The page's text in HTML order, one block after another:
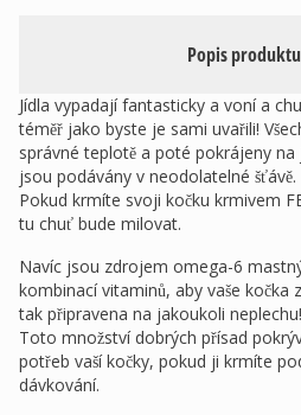
Popis produktu
Jídla vypadají fantasticky a voní a
téměř jako byste je sami uvařili!
správné teplotě a poté pokrájeny
jsou podávány v neodolatelné šťávě.
Pokud krmíte svoji kočku krmivem
tu chuť bude milovat.
Navíc jsou zdrojem omega-6
kombinací vitaminů, aby vaše kočka
tak připravena na jakoukoli neplechu!
Toto množství dobrých přísad
potřeb vaší kočky, pokud ji krmíte
dávkování.